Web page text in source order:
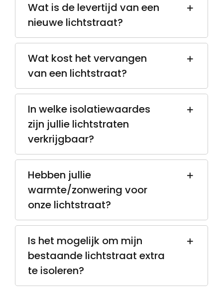
Wat is de levertijd van een
nieuwe lichtstraat?
Wat kost het vervangen
van een lichtstraat?
In welke isolatiewaardes
zijn jullie lichtstraten
verkrijgbaar?
Hebben jullie
warmte/zonwering voor
onze lichtstraat?
Is het mogelijk om mijn
bestaande lichtstraat extra
te isoleren?